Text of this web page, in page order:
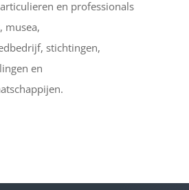
en professionals
musea,
stichtingen,
en